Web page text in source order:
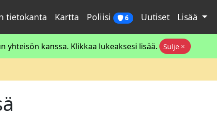
tietokanta Kartta Poliisi 6 Uutiset Lisää
yhteisön kanssa. Klikkaa lukeaksesi lisää. Sulje